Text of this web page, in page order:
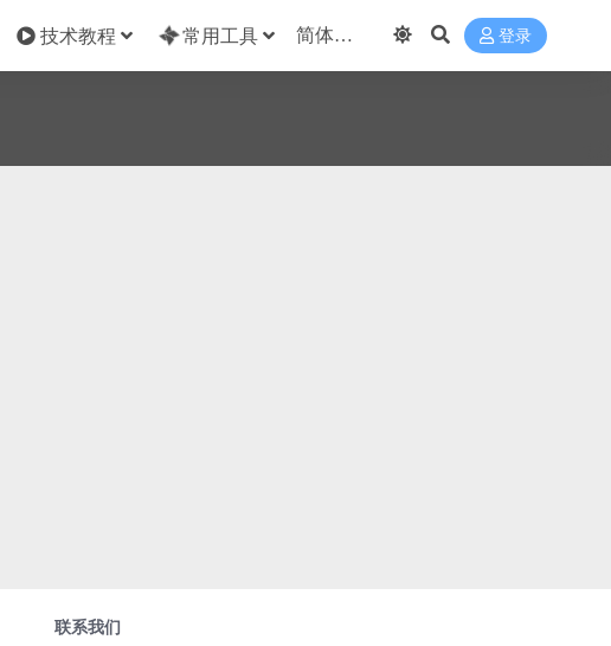
技术教程 常用工具 登录
联系我们